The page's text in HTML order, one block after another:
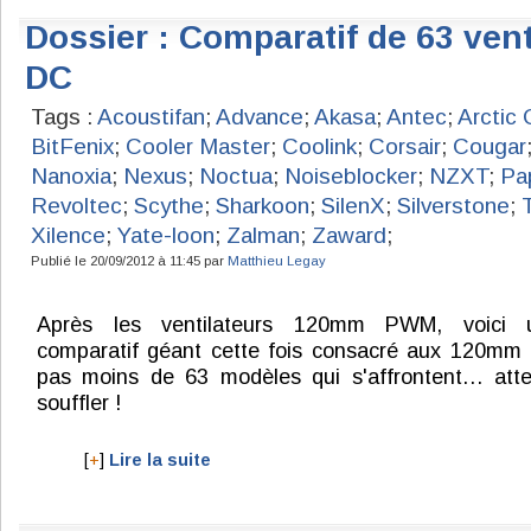
Dossier : Comparatif de 63
DC
Tags : Acoustifan; Advance; Akasa; Antec; Arctic
BitFenix; Cooler Master; Coolink; Corsair; Cougar
Nanoxia; Nexus; Noctua; Noiseblocker; NZXT;
Revoltec; Scythe; Sharkoon; SilenX; Silverstone;
Xilence; Yate-loon; Zalman; Zaward;
Publié le 20/09/2012 à 11:45 par Matthieu Legay
Après les ventilateurs 120mm PWM, voici
comparatif géant cette fois consacré aux 120mm
pas moins de 63 modèles qui s'affrontent…
souffler !
[+] Lire la suite